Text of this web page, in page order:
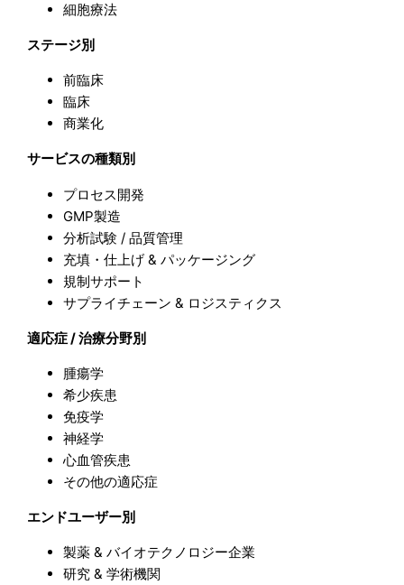
細胞療法
ステージ別
前臨床
臨床
商業化
サービスの種類別
プロセス開発
GMP製造
分析試験 / 品質管理
充填・仕上げ & パッケージング
規制サポート
サプライチェーン & ロジスティクス
適応症 / 治療分野別
腫瘍学
希少疾患
免疫学
神経学
心血管疾患
その他の適応症
エンドユーザー別
製薬 & バイオテクノロジー企業
研究 & 学術機関